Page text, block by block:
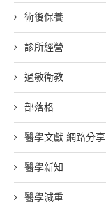
術後保養
診所經營
過敏衛教
部落格
醫學文獻 網路分享
醫學新知
醫學減重